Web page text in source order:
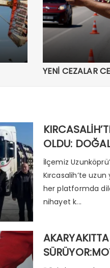
YENİ CEZALAR
OLDU:
İlçemiz
Kırcasalih’te
her platformda
nihayet k...